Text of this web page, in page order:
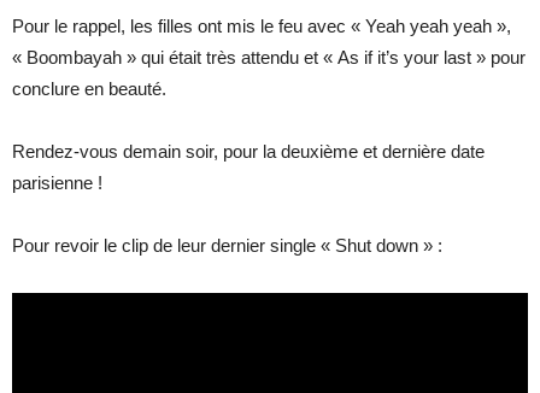
Pour le rappel, les filles ont mis le feu avec « Yeah yeah yeah »,
« Boombayah » qui était très attendu et « As if it’s your last » pour
conclure en beauté.
Rendez-vous demain soir, pour la deuxième et dernière date
parisienne !
Pour revoir le clip de leur dernier single « Shut down » :